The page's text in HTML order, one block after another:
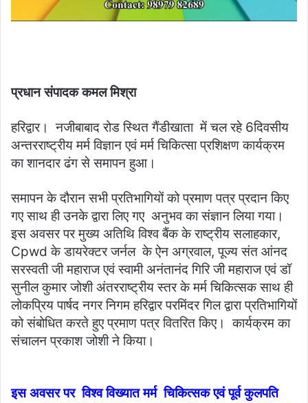
प्रधान संपादक कमल मिश्रा
हरिद्वार। नजीबाबाद रोड स्थित गैंडीखाता में चल रहे 6दिवसीय
अन्तरराष्ट्रीय मर्म विज्ञान एवं मर्म चिकित्सा प्रशिक्षण कार्यक्रम
का शानदार ढंग से समापन हुआ।
समापन के दौरान सभी प्रतिभागियों को प्रमाण पत्र प्रदान किए
गए साथ ही उनके द्वारा लिए गए अनुभव का संज्ञान लिया गया।
इस अवसर पर मुख्य अतिथि विश्व बैंक के राष्ट्रीय सलाहकार,
Cpwd के डायरेक्टर जर्नल के ऐन अग्रवाल, पूज्य संत आंनद
सरस्वती जी महाराज एवं स्वामी अनंतानंद गिरि जी महाराज एवं डॉ
सुनील कुमार जोशी अंतरराष्ट्रीय स्तर के मर्म चिकित्सक साथ ही
लोकप्रिय पार्षद नगर निगम हरिद्वार परमिंदर गिल द्वारा प्रतिभागियों
को संबोधित करते हुए प्रमाण पत्र वितरित किए। कार्यक्रम का
संचालन प्रकाश जोशी ने किया।
इस अवसर पर विश्व विख्यात मर्म चिकित्सक एवं पूर्व कुलपति